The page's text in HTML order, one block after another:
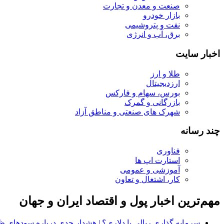
صنعت و معدن و تجارت
بازار خودرو
نفت و پتروشیمی
برق، آب و انرژی
اخبار سایت
طلا و ارز
ارزدیجیتال
بورس، سهام و فارکس
بازرگانی و گمرک
شهرک های صنعتی و مناطق آزاد
چند رسانه
فناوری
استارت اپ ها
آموزشی و عمومی
کار، اشتغال و تعاون
مهم‌ترین اخبار پول و اقتصاد ایران و جهان